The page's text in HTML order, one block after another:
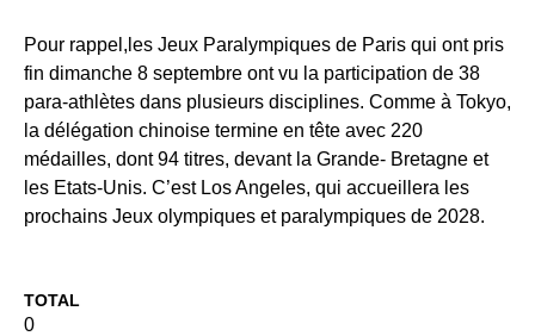
Pour rappel,les Jeux Paralympiques de Paris qui ont pris
fin dimanche 8 septembre ont vu la participation de 38
para-athlètes dans plusieurs disciplines. Comme à Tokyo,
la délégation chinoise termine en tête avec 220
médailles, dont 94 titres, devant la Grande- Bretagne et
les Etats-Unis. C’est Los Angeles, qui accueillera les
prochains Jeux olympiques et paralympiques de 2028.
TOTAL
0